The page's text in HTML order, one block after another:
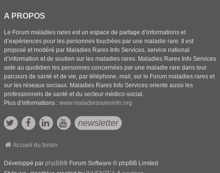
A PROPOS
Le Forum maladies rares est un espace de partage d’informations et
d’expériences pour les personnes touchées par une maladie rare. Il est
proposé et modéré par Maladies Rares Info Services, service national
d’information et de soutien sur les maladies rares. Maladies Rares Info Services
aide au quotidien les personnes concernées par une maladie rare dans leur
parcours de santé et de vie, par téléphone, mail, sur le Forum maladies rares et
sur les réseaux sociaux. Maladies Rares Info Services oriente aussi les
professionnels de santé et du secteur médico-social.
Plus d’informations : www.maladiesraresinfo.org
newsletter
Accueil du forum
Développé par phpBB® Forum Software © phpBB Limited